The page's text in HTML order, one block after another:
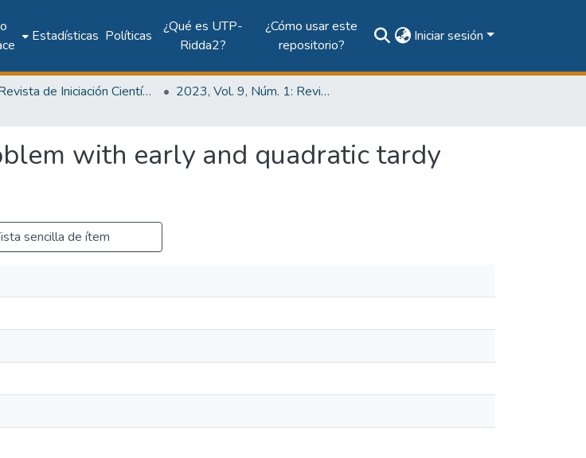
Estadísticas Políticas
¿Qué es UTP-
Ridda2?
¿Cómo usar este
repositorio?
Iniciar sesión
Revista de Iniciación Científica
2023, Vol. 9, Núm. 1: Revista de Iniciación Científica
with early and quadratic tardy
sencilla de ítem